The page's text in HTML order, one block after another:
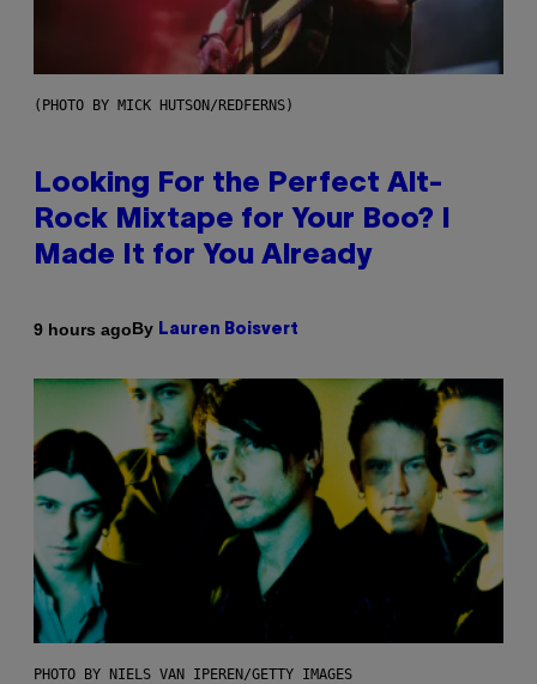
(PHOTO BY MICK HUTSON/REDFERNS)
Looking For the Perfect Alt-
Rock Mixtape for Your Boo? I
Made It for You Already
9 hours agoBy Lauren Boisvert
PHOTO BY NIELS VAN IPEREN/GETTY IMAGES